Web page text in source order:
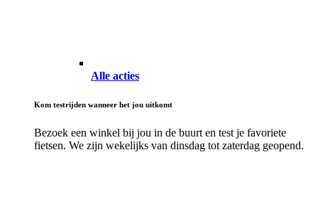
Alle acties
Kom testrijden wanneer het jou uitkomt
Bezoek een winkel bij jou in de buurt en test je favoriete
fietsen. We zijn wekelijks van dinsdag tot zaterdag geopend.